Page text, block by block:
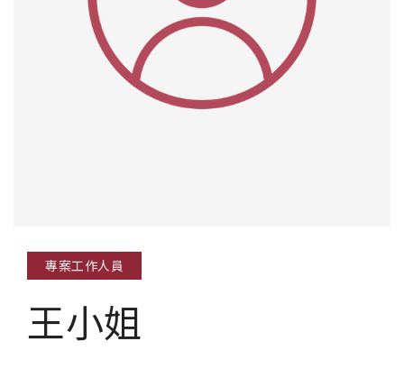
專案工作人員
王小姐